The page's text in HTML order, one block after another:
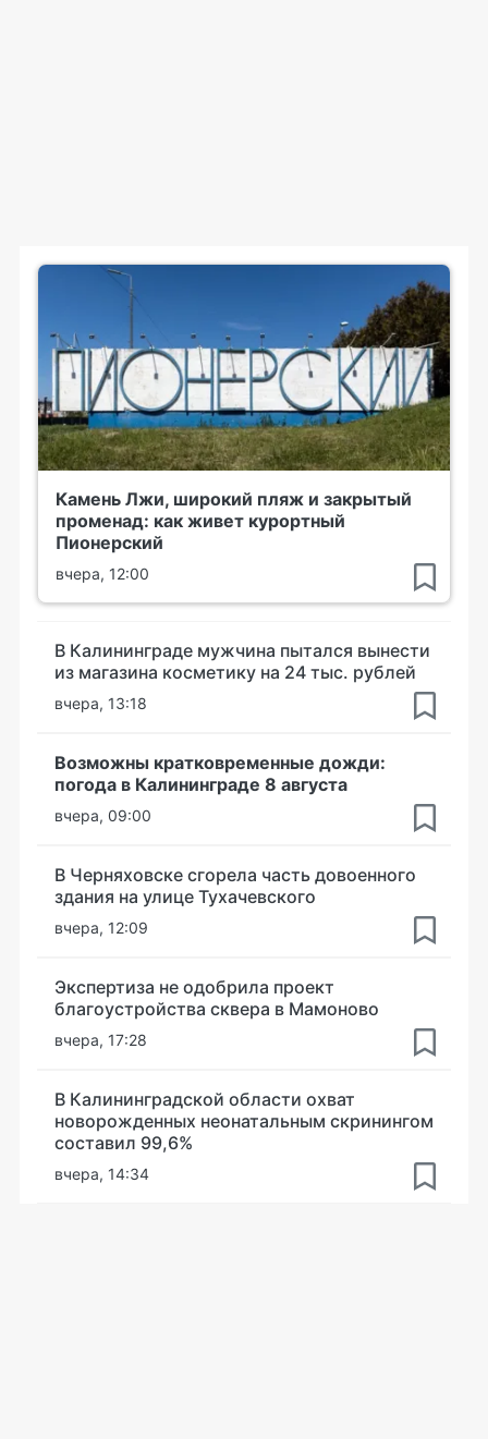
Камень Лжи, широкий пляж и закрытый
променад: как живет курортный
Пионерский
вчера, 12:00
В Калининграде мужчина пытался вынести
из магазина косметику на 24 тыс. рублей
вчера, 13:18
Возможны кратковременные дожди:
погода в Калининграде 8 августа
вчера, 09:00
В Черняховске сгорела часть довоенного
здания на улице Тухачевского
вчера, 12:09
Экспертиза не одобрила проект
благоустройства сквера в Мамоново
вчера, 17:28
В Калининградской области охват
новорожденных неонатальным скринингом
составил 99,6%
вчера, 14:34